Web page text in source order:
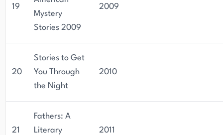
19
Mystery
Stories 2009
2009
20
Stories to Get
You Through
the Night
2010
21
Fathers: A
Literary
2011